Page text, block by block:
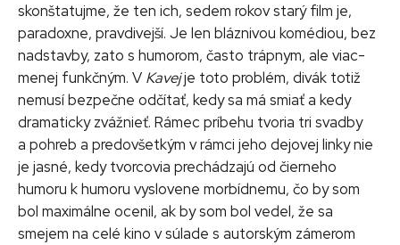
skonštatujme, že ten ich, sedem rokov starý film je,
paradoxne, pravdivejší. Je len bláznivou komédiou, bez
nadstavby, zato s humorom, často trápnym, ale viac-
menej funkčným. V Kavejje toto problém, divák totiž
nemusí bezpečne odčítať, kedy sa má smiať a kedy
dramaticky zvážnieť. Rámec príbehu tvoria tri svadby
a pohreb a predovšetkým v rámci jeho dejovej linky nie
je jasné, kedy tvorcovia prechádzajú od čierneho
humoru k humoru vyslovene morbídnemu, čo by som
bol maximálne ocenil, ak by som bol vedel, že sa
smejem na celé kino v súlade s autorským zámerom